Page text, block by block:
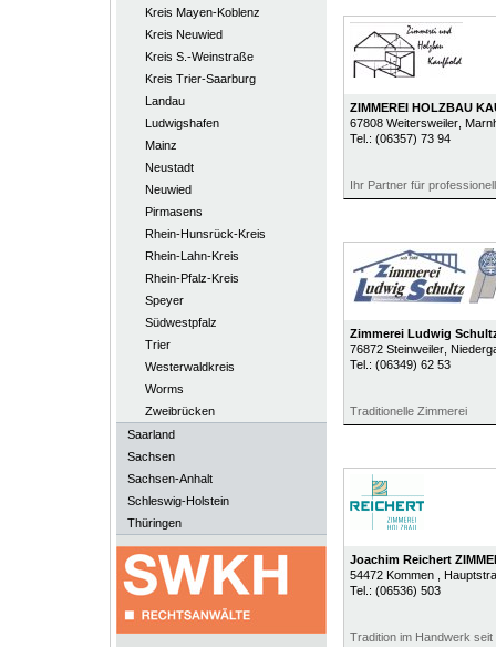
Kreis Mayen-Koblenz
Kreis Neuwied
Kreis S.-Weinstraße
Kreis Trier-Saarburg
Landau
Ludwigshafen
Mainz
Neustadt
Neuwied
Pirmasens
Rhein-Hunsrück-Kreis
Rhein-Lahn-Kreis
Rhein-Pfalz-Kreis
Speyer
Südwestpfalz
Trier
Westerwaldkreis
Worms
Zweibrücken
Saarland
Sachsen
Sachsen-Anhalt
Schleswig-Holstein
Thüringen
ZIMMEREI HOLZBAU
67808 Weitersweiler,
Tel.: (06357) 73 94
Ihr Partner für
Zimmerei Ludwig
76872 Steinweiler,
Tel.: (06349) 62 53
Traditionelle Zimmerei
Joachim Reichert
54472 Kommen
,
Tel.: (06536) 503
Tradition im Handwerk seit